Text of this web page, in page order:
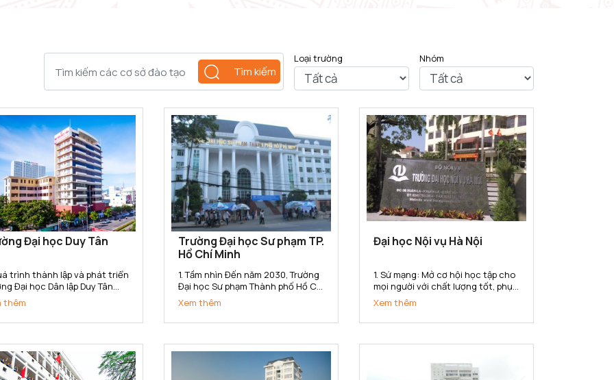
Tìm kiếm
Loại trường Nhóm
Đại học Duy Tân
trình thành lập và phát triển
Đại học Dân lập Duy Tân
thành lập ngày 11/11/1994
Quyết định số 666/TTg của
Chính phủ. Năm 2015,
Tư thục theo...
thêm
Trường Đại học Sư phạm TP.
Hồ Chí Minh
1. Tầm nhìn Đến năm 2030, Trường
Đại học Sư phạm Thành phố Hồ Chí
Minh trở thành Trường Đại học Sư
phạm trọng điểm Quốc gia, có uy
tín cao trong toàn quốc, ngang
khu vực Đông Nam Á; là cơ...
Xem thêm
Đại học Nội vụ Hà Nội
1. Sứ mạng: Mở cơ hội học tập cho
mọi người với chất lượng tốt, phục
vụ nhu cầu học tập đa dạng với
nhiều hình thức đào tạo, đa
ngành, đa cấp độ, đáp ứng yêu
nội vụ và cho xã hội trong công...
Xem thêm